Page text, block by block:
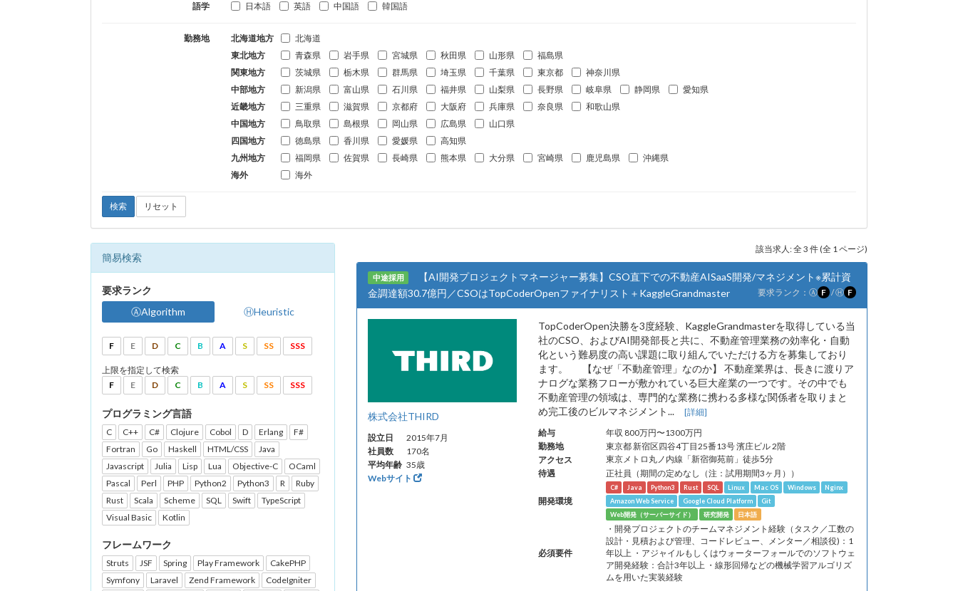
語学 日本語 英語 中国語 韓国語
勤務地 北海道地方
北海道
東北地方
青森県 岩手県 宮城県 秋田県 山形県
福島県
関東地方
茨城県 栃木県 群馬県 埼玉県 千葉県 東京都
神奈川県
中部地方
新潟県 富山県 石川県 福井県 山梨県 長野県 岐阜県 静岡県
愛知県
近畿地方
三重県 滋賀県 京都府 大阪府 兵庫県 奈良県
和歌山県
中国地方
鳥取県 島根県 岡山県 広島県
山口県
四国地方
徳島県 香川県 愛媛県
高知県
九州地方
福岡県 佐賀県 長崎県 熊本県 大分県 宮崎県 鹿児島県
沖縄県
海外
海外
検索 リセット
簡易検索
要求ランク
ⒶAlgorithm
ⒽHeuristic
F E D C B A S SS SSS
上限を指定して検索
F
E D C B A S SS SSS
プログラミング言語
C C++ C# Clojure Cobol D Erlang
F#
Fortran
Go Haskell HTML/CSS
Java
Javascript
Julia Lisp Lua Objective-C
OCaml
Pascal
Perl PHP Python2 Python3 R
Ruby
Rust
Scala Scheme SQL Swift
TypeScript
Visual Basic
Kotlin
フレームワーク
Struts JSF Spring Play Framework
CakePHP
Symfony
Laravel Zend Framework
CodeIgniter
該当求人: 全 3 件 (全 1 ページ)
中途採用
【AI開発プロジェクトマネージャー募集】CSO直下での不動産AISaaS開発/マネジメント※累計資
金調達額30.7億円／CSOはTopCoderOpenファイナリスト＋KaggleGrandmaster
要求ランク： Ⓐ F /Ⓗ F
株式会社THIRD
設立日
2015年7月
社員数
170名
平均年齢 35歳
Webサイト
TopCoderOpen決勝を3度経験、KaggleGrandmasterを取得している当
社のCSO、およびAI開発部長と共に、不動産管理業務の効率化・自動
化という難易度の高い課題に取り組んでいただける方を募集しており
ます。 【なぜ「不動産管理」なのか】 不動産業界は、長きに渡りア
ナログな業務フローが敷かれている巨大産業の一つです。その中でも
不動産管理の領域は、専門的な業務に携わる多様な関係者を取りまと
め完工後のビルマネジメント... [詳細]
給与
年収 800万円〜1300万円
勤務地
東京都 新宿区四谷4丁目25番13号 濱庄ビル 2階
アクセス
東京メトロ丸ノ内線「新宿御苑前」徒歩5分
待遇 正社員（期間の定めなし（注：試用期間3ヶ月））
開発環境
C# Java Python3 Rust SQL Linux Mac OS Windows
Nginx
Amazon Web Service
Google Cloud Platform
Git
Web開発（サーバーサイド）
研究開発 日本語
必須要件
・開発プロジェクトのチームマネジメント経験（タスク／工数の
設計・見積および管理、コードレビュー、メンター／相談役)：1
年以上 ・アジャイルもしくはウォーターフォールでのソフトウェ
ア開発経験：合計3年以上 ・線形回帰などの機械学習アルゴリズ
ムを用いた実装経験